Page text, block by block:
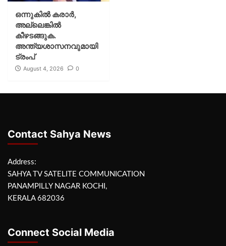
ഒന്നുകില്‍ കരാര്‍,
അല്ലെങ്കില്‍
കീഴടങ്ങുക.
അന്ത്യശാസനവുമായി
ട്രംപ്
August 4, 2026 0
Contact Sahya News
Address:
SAHYA TV SATELITE COMMUNICATION
PANAMPILLY NAGAR KOCHI,
KERALA 682036
Connect Social Media